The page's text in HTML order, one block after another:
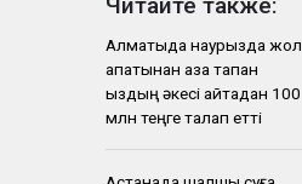
Алматыда наурызда жол
апатынан қаза тапқан
қыздың әкесі қайтадан 100
млн теңге талап етті